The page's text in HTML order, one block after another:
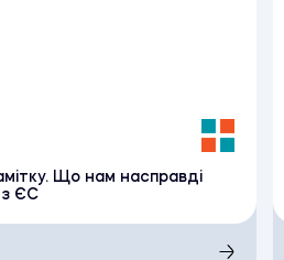
Що нам насправді
з ЄС